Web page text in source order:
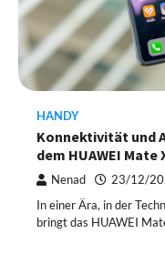
HANDY
Konnektivität und
dem HUAWEI
Nenad 23/12/
In einer Ära, in der
bringt das HUAWEI